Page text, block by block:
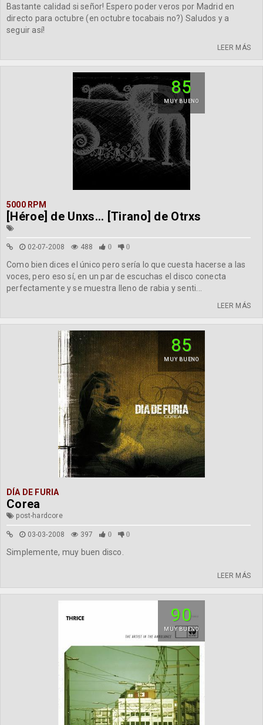
Bastante calidad si señor! Espero poder veros por Madrid en
directo para octubre (en octubre tocabais no?) Saludos y a
seguir así!
LEER MÁS
85
MUY BUENO
5000 RPM
[Héroe] de Unxs... [Tirano] de Otrxs
02-07-2008 488 0 0
Como bien dices el único pero sería lo que cuesta hacerse a las
voces, pero eso sí, en un par de escuchas el disco conecta
perfectamente y se muestra lleno de rabia y senti...
LEER MÁS
85
MUY BUENO
DÍA DE FURIA
Corea
post-hardcore
03-03-2008 397 0 0
Simplemente, muy buen disco.
LEER MÁS
90
MUY BUENO